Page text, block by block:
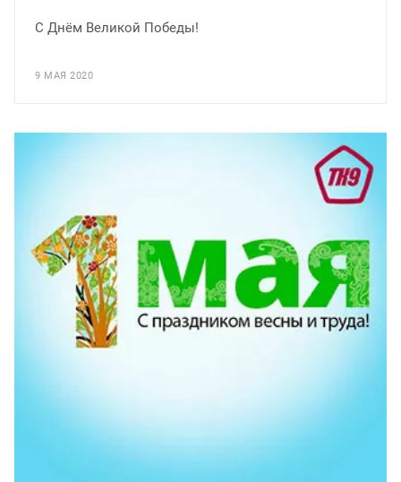
С Днём Великой Победы!
9 МАЯ 2020